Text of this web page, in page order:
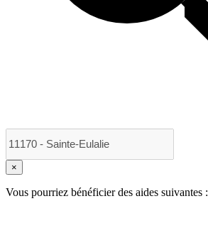
×
Vous pourriez bénéficier des aides suivantes :